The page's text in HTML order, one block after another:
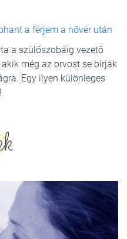
a férjem a nővér után
a szülőszobáig vezető
még az orvost se bírják
Egy ilyen különleges
!